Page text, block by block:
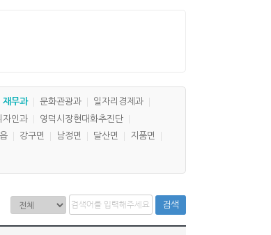
재무과 문화관광과
일자리경제과
자인과
영덕시장현대화추진단
강구면 남정면 달산면
지품면
검색